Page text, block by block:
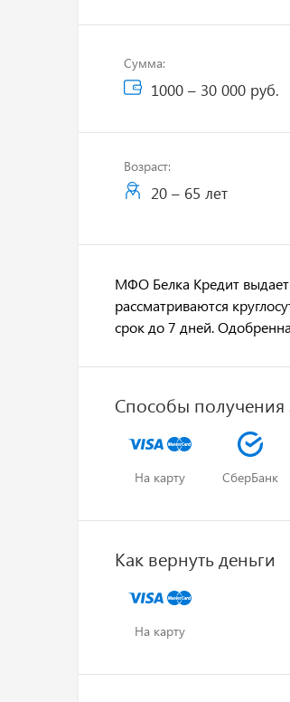
Сумма:
1000 – 30 000 руб.
Возраст:
20 – 65 лет
МФО Белка Кредит
рассматриваются
срок до 7 дней.
Способы получения
На карту СберБанк
Как вернуть деньги
На карту